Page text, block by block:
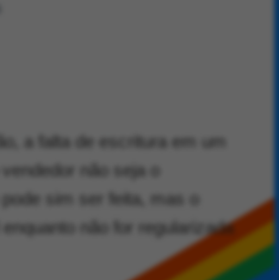
a falta de escritura em um
não seja o
sim ser feita, mas o
não for regularizada